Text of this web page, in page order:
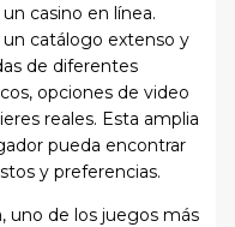
casino en línea.
catálogo extenso y
de diferentes
opciones de video
reales. Esta amplia
pueda encontrar
y preferencias.
uno de los juegos más